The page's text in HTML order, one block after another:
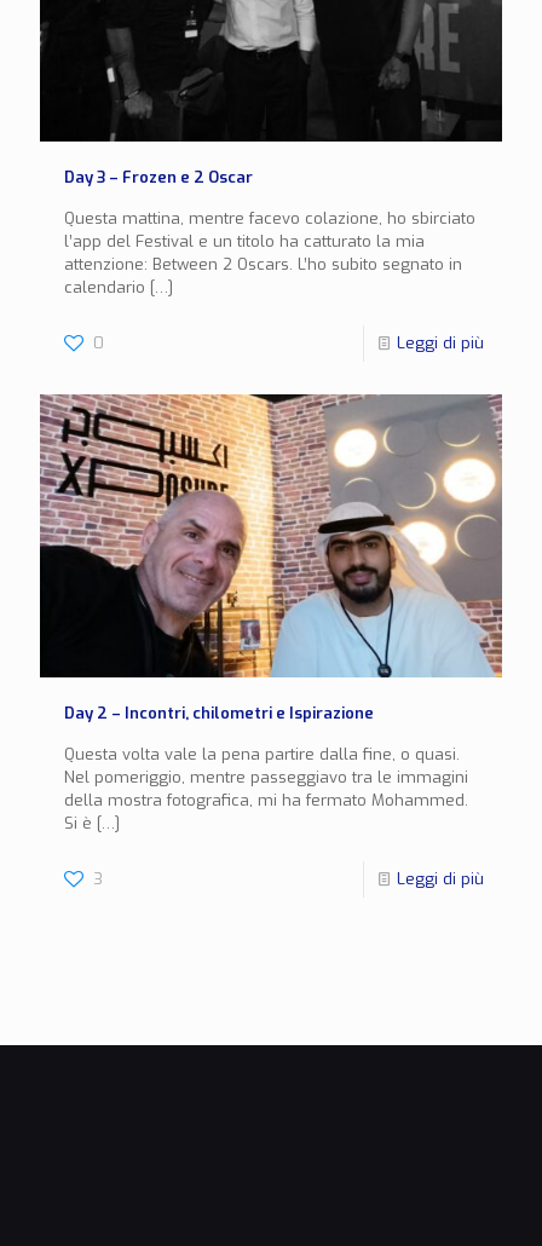
Day 3 – Frozen e 2 Oscar
Questa mattina, mentre facevo colazione, ho sbirciato
l’app del Festival e un titolo ha catturato la mia
attenzione: Between 2 Oscars. L’ho subito segnato in
calendario […]
0 Leggi di più
Day 2 – Incontri, chilometri e Ispirazione
Questa volta vale la pena partire dalla fine, o quasi.
Nel pomeriggio, mentre passeggiavo tra le immagini
della mostra fotografica, mi ha fermato Mohammed.
Si è […]
3 Leggi di più